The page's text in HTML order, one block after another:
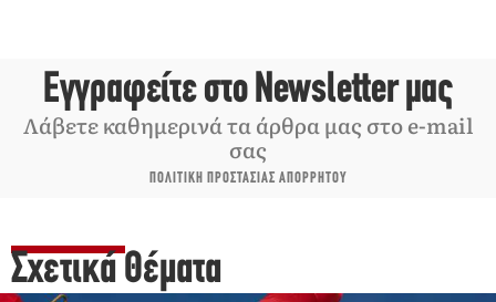
Εγγραφείτε στο Newsletter μας
Λάβετε καθημερινά τα άρθρα μας στο e-mail
σας
ΠΟΛΙΤΙΚΗ ΠΡΟΣΤΑΣΙΑΣ ΑΠΟΡΡΗΤΟΥ
Σχετικά Θέματα